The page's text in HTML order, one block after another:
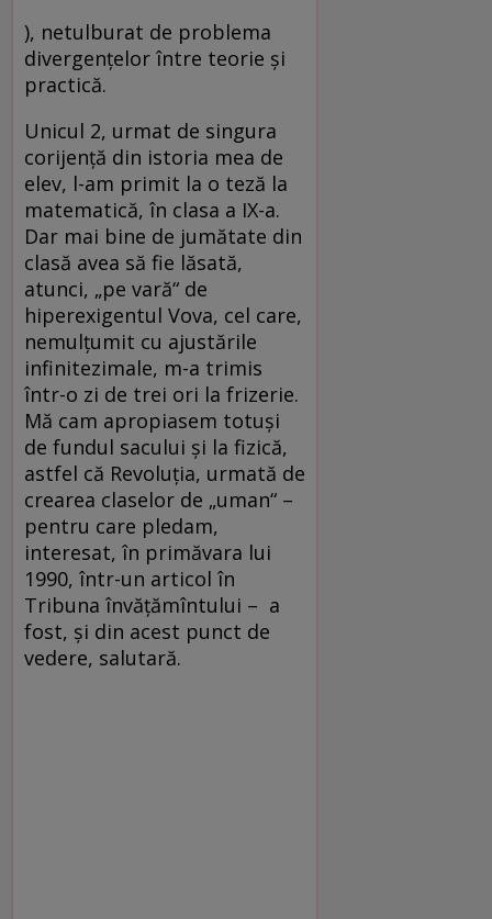
), netulburat de problema
divergenţelor între teorie şi
practică.
Unicul 2, urmat de singura
corijenţă din istoria mea de
elev, l-am primit la o teză la
matematică, în clasa a IX-a.
Dar mai bine de jumătate din
clasă avea să fie lăsată,
atunci, „pe vară“ de
hiperexigentul Vova, cel care,
nemulţumit cu ajustările
infinitezimale, m-a trimis
într-o zi de trei ori la frizerie.
Mă cam apropiasem totuşi
de fundul sacului şi la fizică,
astfel că Revoluţia, urmată de
crearea claselor de „uman“ –
pentru care pledam,
interesat, în primăvara lui
1990, într-un articol în
Tribuna învăţămîntului – a
fost, şi din acest punct de
vedere, salutară.